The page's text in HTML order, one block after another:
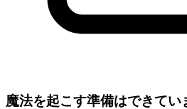
魔法を起こす準備はできてい